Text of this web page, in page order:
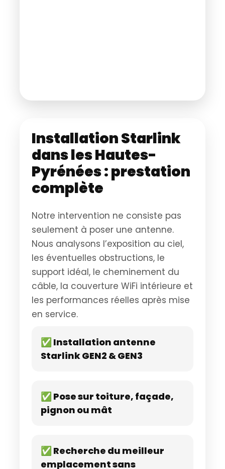
Installation Starlink
dans les Hautes-
Pyrénées : prestation
complète
Notre intervention ne consiste pas
seulement à poser une antenne.
Nous analysons l’exposition au ciel,
les éventuelles obstructions, le
support idéal, le cheminement du
câble, la couverture WiFi intérieure et
les performances réelles après mise
en service.
✅ Installation antenne
Starlink GEN2 & GEN3
✅ Pose sur toiture, façade,
pignon ou mât
✅ Recherche du meilleur
emplacement sans